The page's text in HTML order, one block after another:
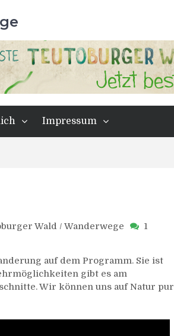
Impressum
Wald / Wanderwege
1
auf dem Programm. Sie ist
gibt es am
Wir können uns auf Natur pur